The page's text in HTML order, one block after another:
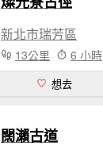
新北市瑞芳區
13公里 6 小時
想去
闊瀨古道